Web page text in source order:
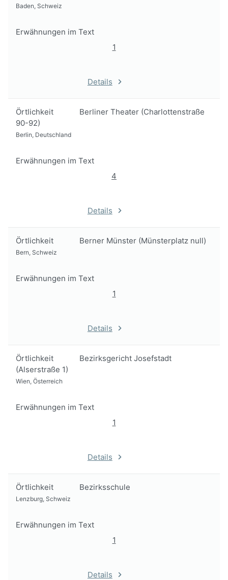
Baden, Schweiz
Erwähnungen im Text
1
Details
Örtlichkeit
Berliner Theater (Charlottenstraße
90-92)
Berlin, Deutschland
Erwähnungen im Text
4
Details
Örtlichkeit Berner Münster (Münsterplatz null)
Bern, Schweiz
Erwähnungen im Text
1
Details
Örtlichkeit
Bezirksgericht Josefstadt
(Alserstraße 1)
Wien, Österreich
Erwähnungen im Text
1
Details
Örtlichkeit Bezirksschule
Lenzburg, Schweiz
Erwähnungen im Text
1
Details